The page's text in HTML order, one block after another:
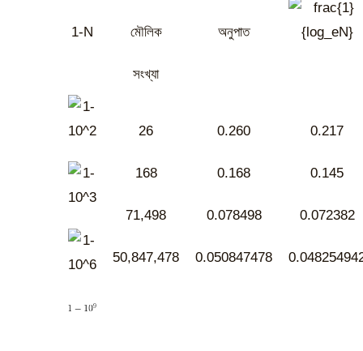
1-N মৌলিক
সংখ্যা
অনুপাত
26
168
71,498
50,847,478
0.260
0.168
0.078498
0.050847478
0.217
0.145
0.072382